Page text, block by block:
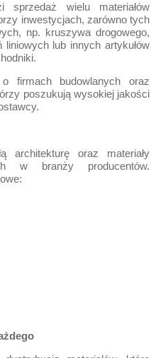
sprzedaż wielu materiałów
inwestycjach, zarówno tych
np. kruszywa drogowego,
liniowych lub innych artykułów
firmach budowlanych oraz
poszukują wysokiej jakości
architekturę oraz materiały
w branży producentów.